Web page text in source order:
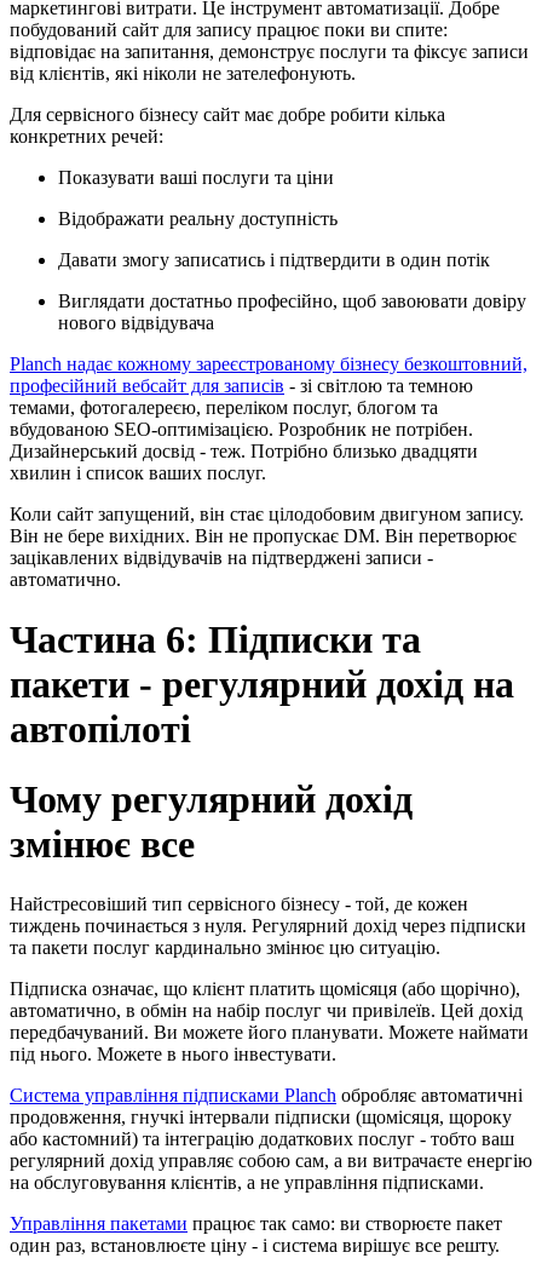
маркетингові витрати. Це інструмент автоматизації. Добре
побудований сайт для запису працює поки ви спите:
відповідає на запитання, демонструє послуги та фіксує записи
від клієнтів, які ніколи не зателефонують.
Для сервісного бізнесу сайт має добре робити кілька
конкретних речей:
Показувати ваші послуги та ціни
Відображати реальну доступність
Давати змогу записатись і підтвердити в один потік
Виглядати достатньо професійно, щоб завоювати довіру
нового відвідувача
Planch надає кожному зареєстрованому бізнесу безкоштовний,
професійний вебсайт для записів - зі світлою та темною
темами, фотогалереєю, переліком послуг, блогом та
вбудованою SEO-оптимізацією. Розробник не потрібен.
Дизайнерський досвід - теж. Потрібно близько двадцяти
хвилин і список ваших послуг.
Коли сайт запущений, він стає цілодобовим двигуном запису.
Він не бере вихідних. Він не пропускає DM. Він перетворює
зацікавлених відвідувачів на підтверджені записи -
автоматично.
Частина 6: Підписки та
пакети - регулярний дохід на
автопілоті
Чому регулярний дохід
змінює все
Найстресовіший тип сервісного бізнесу - той, де кожен
тиждень починається з нуля. Регулярний дохід через підписки
та пакети послуг кардинально змінює цю ситуацію.
Підписка означає, що клієнт платить щомісяця (або щорічно),
автоматично, в обмін на набір послуг чи привілеїв. Цей дохід
передбачуваний. Ви можете його планувати. Можете наймати
під нього. Можете в нього інвестувати.
Система управління підписками Planch обробляє автоматичні
продовження, гнучкі інтервали підписки (щомісяця, щороку
або кастомний) та інтеграцію додаткових послуг - тобто ваш
регулярний дохід управляє собою сам, а ви витрачаєте енергію
на обслуговування клієнтів, а не управління підписками.
Управління пакетами працює так само: ви створюєте пакет
один раз, встановлюєте ціну - і система вирішує все решту.